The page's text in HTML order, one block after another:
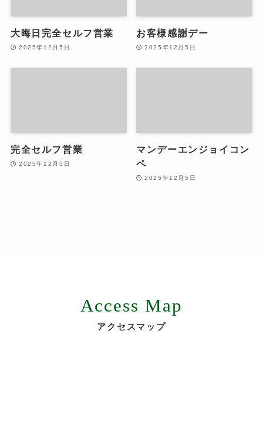
大晦日完全セルフ営業
2025年12月5日
お客様感謝デー
2025年12月5日
完全セルフ営業
2025年12月5日
マンデーエンジョイコン
ペ
2025年12月5日
Access Map
アクセスマップ